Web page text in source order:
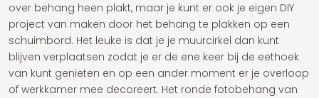
over behang heen plakt, maar je kunt er ook je eigen DIY
project van maken door het behang te plakken op een
schuimbord. Het leuke is dat je je muurcirkel dan kunt
blijven verplaatsen zodat je er de ene keer bij de eethoek
van kunt genieten en op een ander moment er je overloop
of werkkamer mee decoreert. Het ronde fotobehang van